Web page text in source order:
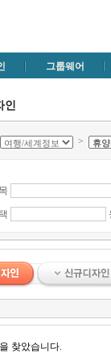
그룹웨어
인
>
찾았습니다.